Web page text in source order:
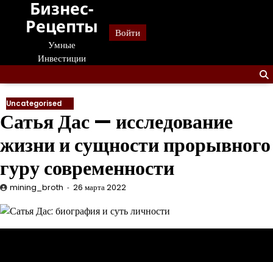
Перейти
содержанию
Бизнес-
Рецепты
Умные
Инвестиции
Войти
Uncategorised
Сатья Дас — исследование
жизни и сущности прорывного
гуру современности
mining_broth 26 марта 2022